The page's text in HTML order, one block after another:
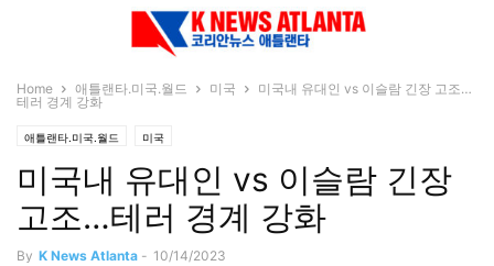
Home 애틀랜타.미국.월드 미국
미국내 유대인 vs 이슬람 긴장 고조…
테러 경계 강화
애틀랜타.미국.월드 미국
미국내 유대인 vs 이슬람 긴장
고조…테러 경계 강화
By K News Atlanta - 10/14/2023